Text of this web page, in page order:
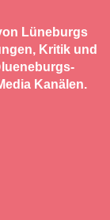
Lüneburgs
Kritik und
Kanälen.